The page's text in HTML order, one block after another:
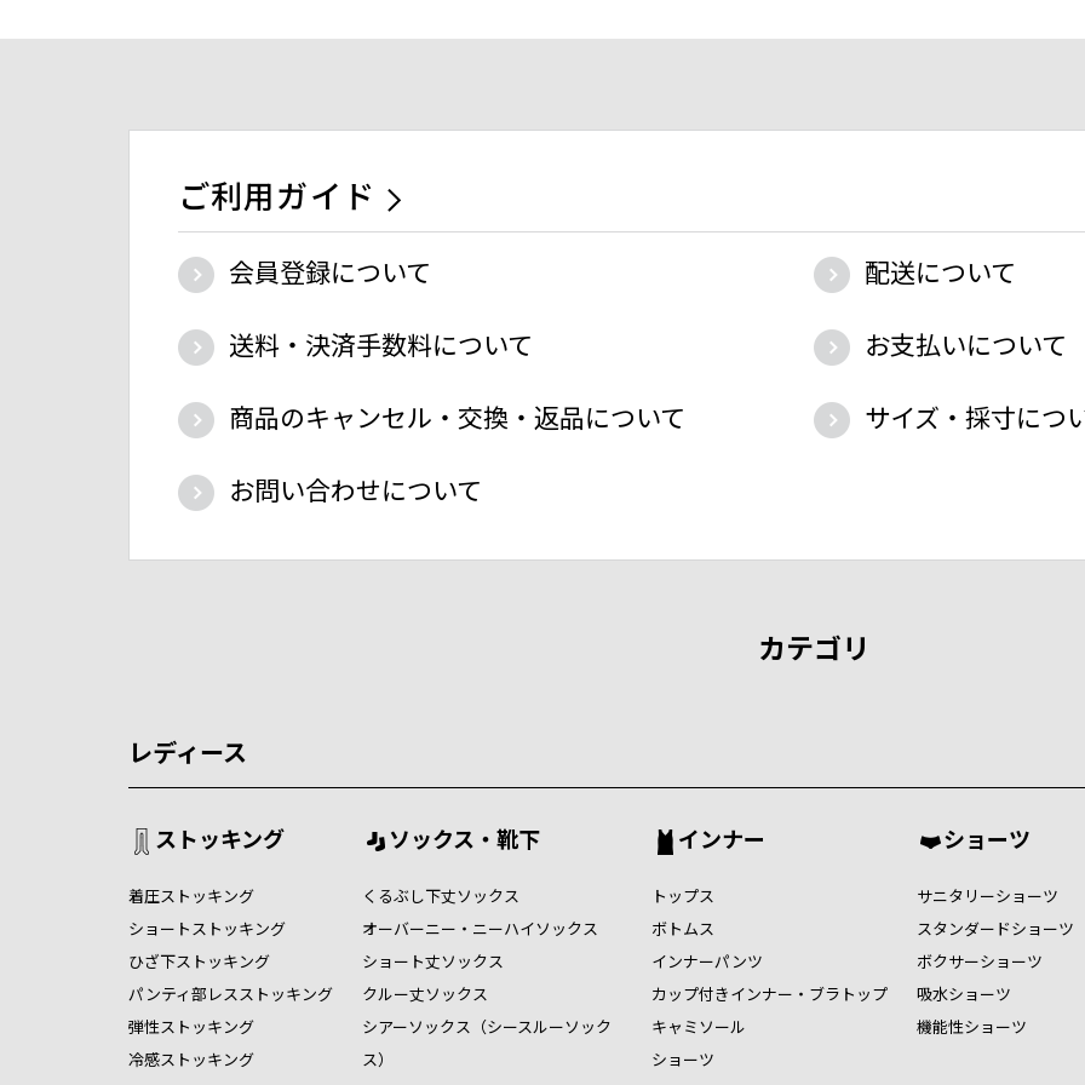
ご利用ガイド
会員登録について
配送について
送料・決済手数料について
お支払いについて
商品のキャンセル・交換・返品について
サイズ・採寸につ
お問い合わせについて
カテゴリ
レディース
ストッキング
着圧ストッキング
ショートストッキング
ひざ下ストッキング
パンティ部レスストッキング
弾性ストッキング
冷感ストッキング
ソックス・靴下
くるぶし下丈ソックス
オーバーニー・ニーハイソックス
ショート丈ソックス
クルー丈ソックス
シアーソックス（シースルーソック
ス）
インナー
トップス
ボトムス
インナーパンツ
カップ付きインナー・ブラトップ
キャミソール
ショーツ
ショーツ
サニタリーショーツ
スタンダードショーツ
ボクサーショーツ
吸水ショーツ
機能性ショーツ